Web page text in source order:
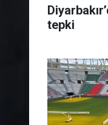
tepki